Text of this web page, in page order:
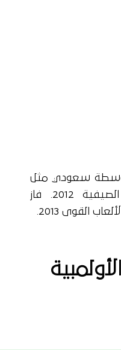
سعودي مثل
بلاده في الألعاب الأولمبية الصيفية 2012. فاز
القوى 2013.